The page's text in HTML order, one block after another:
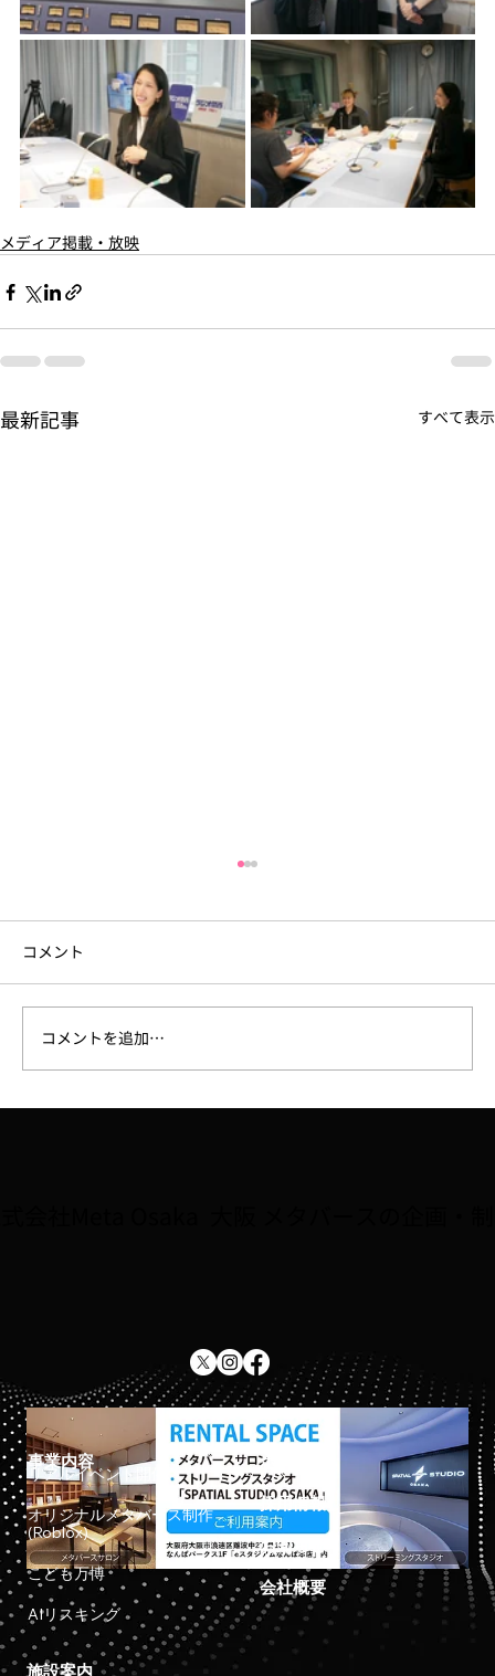
メディア掲載・放映
最新記事 すべて表示
コメント
コメントを追加…
事業内容
リアルイベント開催
オリジナルメタバース制作
(Roblox)
こども万博
AIリスキング
施設案内
ホーム
採用情報
お知らせ
会社概要